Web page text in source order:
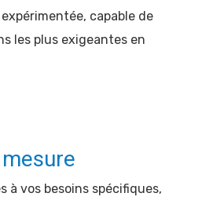
capable de
les plus exigeantes en
à vos besoins spécifiques,